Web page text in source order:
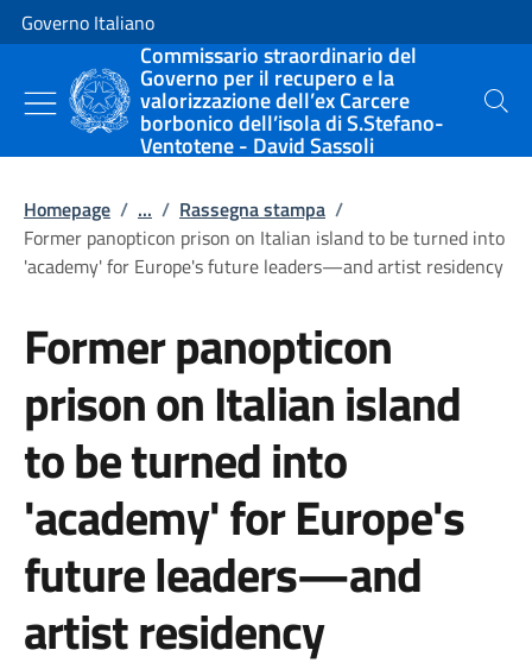
Vai al contenuto
Vai alla navigazione del sito
Governo Italiano
Commissario straordinario del
Governo per il recupero e la
valorizzazione dell’ex Carcere
borbonico dell’isola di S.Stefano-
Ventotene - David Sassoli
Cerca
Homepage / ... / Rassegna stampa /
Former panopticon prison on Italian island to be turned into
'academy' for Europe's future leaders—and artist residency
Former panopticon
prison on Italian island
to be turned into
'academy' for Europe's
future leaders—and
artist residency